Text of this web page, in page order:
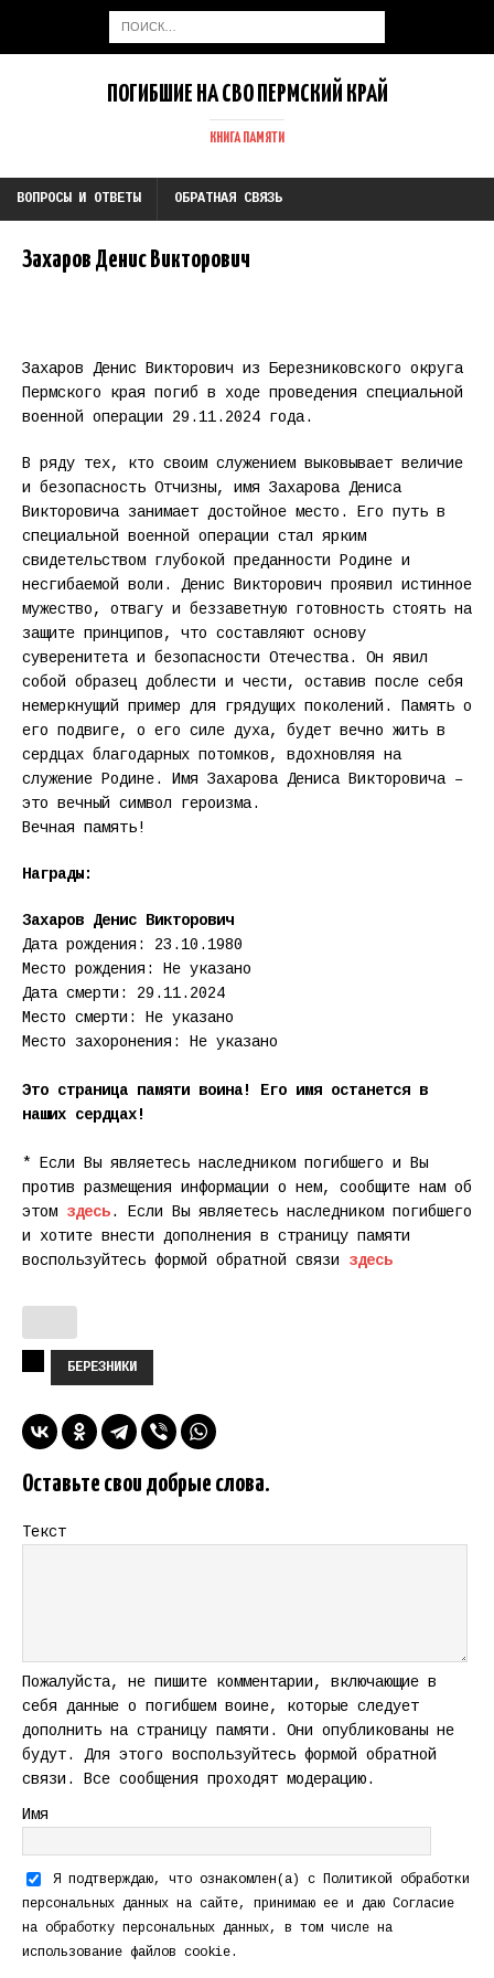
ПОГИБШИЕ НА СВО ПЕРМСКИЙ КРАЙ
КНИГА ПАМЯТИ
ВОПРОСЫ И ОТВЕТЫ ОБРАТНАЯ СВЯЗЬ
Захаров Денис Викторович
Захаров Денис Викторович из Березниковского округа
Пермского края погиб в ходе проведения специальной
военной операции 29.11.2024 года.
В ряду тех, кто своим служением выковывает величие
и безопасность Отчизны, имя Захарова Дениса
Викторовича занимает достойное место. Его путь в
специальной военной операции стал ярким
свидетельством глубокой преданности Родине и
несгибаемой воли. Денис Викторович проявил истинное
мужество, отвагу и беззаветную готовность стоять на
защите принципов, что составляют основу
суверенитета и безопасности Отечества. Он явил
собой образец доблести и чести, оставив после себя
немеркнущий пример для грядущих поколений. Память о
его подвиге, о его силе духа, будет вечно жить в
сердцах благодарных потомков, вдохновляя на
служение Родине. Имя Захарова Дениса Викторовича –
это вечный символ героизма.
Вечная память!
Награды:
Захаров Денис Викторович
Дата рождения: 23.10.1980
Место рождения: Не указано
Дата смерти: 29.11.2024
Место смерти: Не указано
Место захоронения: Не указано
Это страница памяти воина! Его имя останется в
наших сердцах!
* Если Вы являетесь наследником погибшего и Вы
против размещения информации о нем, сообщите нам об
этом здесь. Если Вы являетесь наследником погибшего
и хотите внести дополнения в страницу памяти
воспользуйтесь формой обратной связи здесь
БЕРЕЗНИКИ
Оставьте свои добрые слова.
Текст
Пожалуйста, не пишите комментарии, включающие в
себя данные о погибшем воине, которые следует
дополнить на страницу памяти. Они опубликованы не
будут. Для этого воспользуйтесь формой обратной
связи. Все сообщения проходят модерацию.
Имя
Я подтверждаю, что ознакомлен(а) с Политикой обработки
персональных данных на сайте, принимаю ее и даю Согласие
на обработку персональных данных, в том числе на
использование файлов cookie.